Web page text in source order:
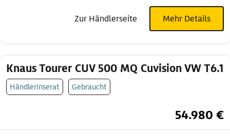
Zur Händlerseite Mehr Details
Knaus Tourer CUV 500 MQ Cuvision VW T6.1
Händlerinserat Gebraucht
54.980 €